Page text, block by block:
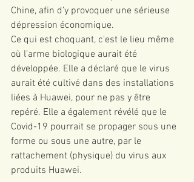
Chine, afin d’y provoquer une sérieuse
dépression économique.
Ce qui est choquant, c'est le lieu même
où l'arme biologique aurait été
développée. Elle a déclaré que le virus
aurait été cultivé dans des installations
liées à Huawei, pour ne pas y être
repéré. Elle a également révélé que le
Covid-19 pourrait se propager sous une
forme ou sous une autre, par le
rattachement (physique) du virus aux
produits Huawei.